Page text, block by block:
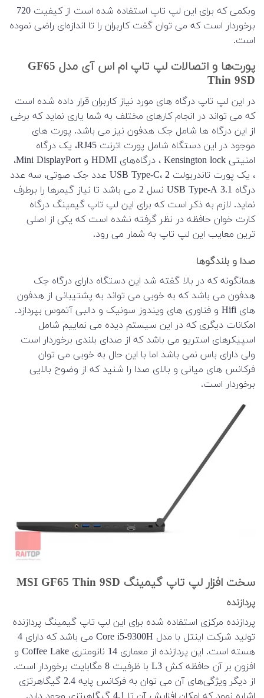
وبکمی که برای این لپ تاپ استفاده شده است از کیفیت 720
برخوردار است که می توان گفت کاربران را تا اندازه‌ای راضی نموده
است.
پورت‌ها و اتصالات لپ تاپ ام اس آی مدل GF65
Thin 9SD
در این لپ تاپ درگاه های مورد نیاز کاربران قرار داده شده است
که می تواند در انجام کارهای مختلف به شما یاری نماید که برخی
از این درگاه ها شامل جک هدفون نیز می باشد. پورت های
موجود در این دستگاه شامل پورت اترنت RJ45، یک درگاه
امنیتی Kensington lock ، درگاه‌های HDMI و Mini DisplayPort،
، یک پورت تاندربولت USB Type-C، 2 عدد جک صوتی، سه عدد
درگاه USB Type-A 3.1 نسل 2 می باشد تا نیاز گیمرها را برطرف
نماید. لازم به ذکر است که برای این لپ تاپ گیمینگ درگاه
کارت خوان حافظه در نظر گرفته نشده است که یکی از اصلی
ترین معایب این لپ تاپ به شمار می رود.
صدا و بلندگوها
همانگونه که در بالا گفته شد این دستگاه دارای درگاه جک
هدفون می باشد که به خوبی می تواند به پشتیبانی از هدفون
های Hifi و فناوری های ویندوز سونیک و دالبی آتموس بپردازد.
امکانات دیگری که در این سیستم دیده می نماییم شامل
اسپیکرهای استریو می باشد که از صدای بلندی برخوردار است
ولی دارای باس نمی باشد اما با این حال به خوبی می توان
فرکانس های میانی و بالای صدا را شنید که از وضوح بالایی
برخوردار است.
سخت افزار لپ تاپ گیمینگ MSI GF65 Thin 9SD
پردازنده
پردازنده مرکزی استفاده شده برای این لپ تاپ گیمینگ پردازنده
تولید شرکت اینتل با مدل Core i5-9300H می باشد که دارای 4
هسته است. این پردازنده از معماری 14 نانومتری Coffee Lake و
افزون بر آن حافظه کش L3 با ظرفیت 8 مگابایت برخوردار است.
از دیگر ویژگی‌های آن می توان به فرکانس پایه 2.4 گیگاهرتزی